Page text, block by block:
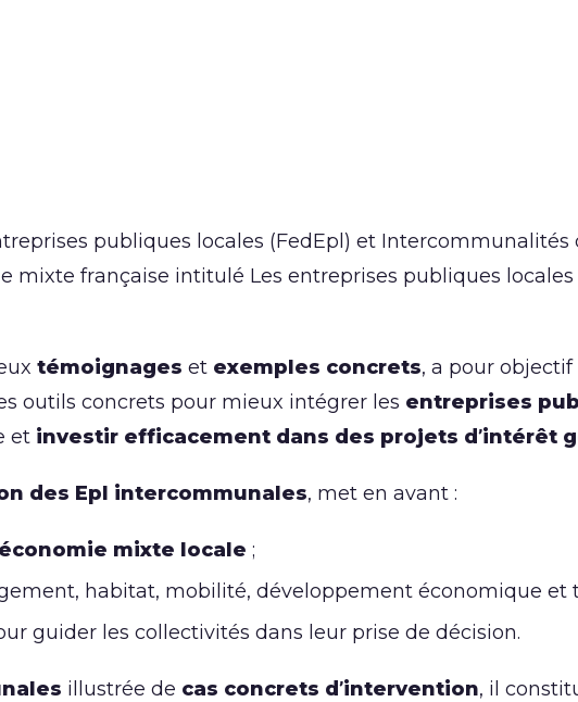
publiques locales (FedEpl) et
française intitulé Les entreprises publiques locales
témoignages et exemples concrets, a pour objectif
outils concrets pour mieux intégrer les entreprises
et investir efficacement dans des projets d’intérêt
des Epl intercommunales, met en avant :
mixte locale ;
habitat, mobilité, développement économique et
guider les collectivités dans leur prise de décision.
illustrée de cas concrets d’intervention, il